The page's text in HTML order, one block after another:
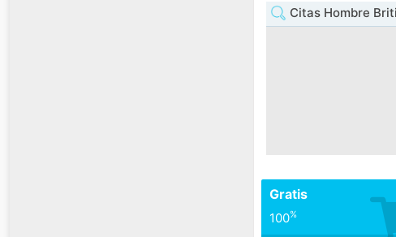
Citas Hombre
Gratis
100%